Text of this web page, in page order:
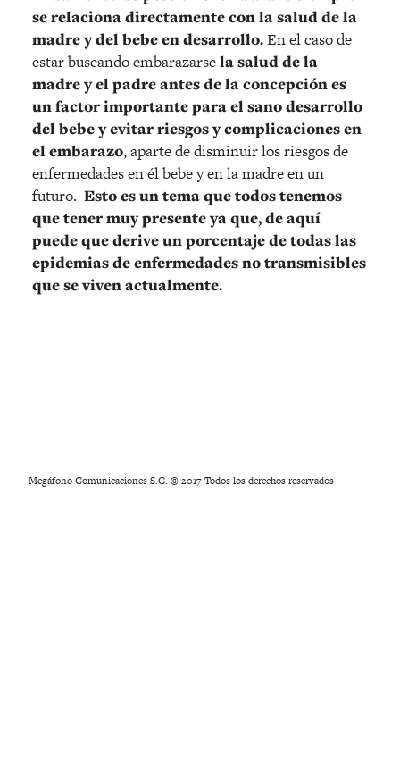
se relaciona directamente con la salud de la
madre y del bebe en desarrollo.En el caso de
estar buscando embarazarsela salud de la
madre y el padre antes de la concepción es
un factor importante para el sano desarrollo
del bebe y evitar riesgos y complicaciones en
el embarazo, aparte de disminuir los riesgos de
enfermedades en él bebe y en la madre en un
futuro. Esto es un tema que todos tenemos
que tener muy presente ya que, de aquí
puede que derive un porcentaje de todas las
epidemias de enfermedades no transmisibles
que se viven actualmente.
Megáfono Comunicaciones S.C. © 2017 Todos los derechos reservados